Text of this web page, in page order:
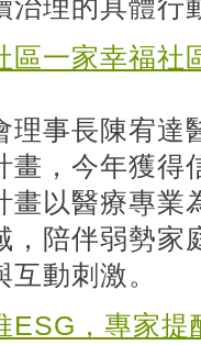
治理的具體行
區一家幸福
理事長陳宥達
畫，今年獲得
畫以醫療專業
，陪伴弱勢家
動刺激。
ESG，專家